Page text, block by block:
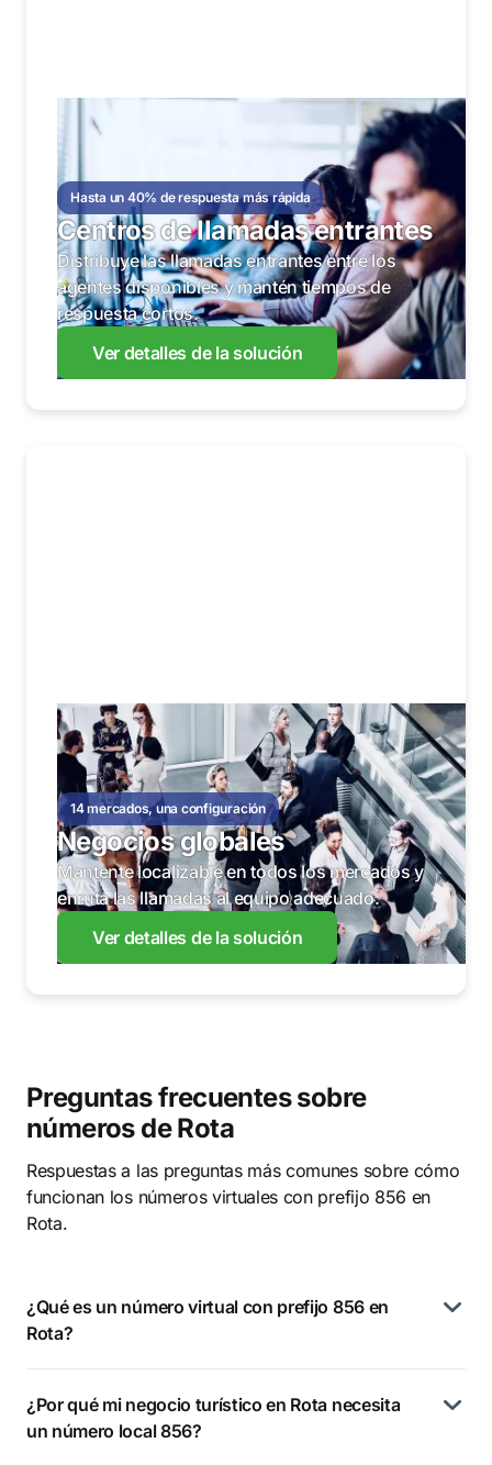
Hasta un 40% de respuesta más rápida
Centros de llamadas entrantes
Distribuye las llamadas entrantes entre los
agentes disponibles y mantén tiempos de
respuesta cortos.
Ver detalles de la solución
14 mercados, una configuración
Negocios globales
Mantente localizable en todos los mercados y
enruta las llamadas al equipo adecuado.
Ver detalles de la solución
Preguntas frecuentes sobre
números de Rota
Respuestas a las preguntas más comunes sobre cómo
funcionan los números virtuales con prefijo 856 en
Rota.
¿Qué es un número virtual con prefijo 856 en
Rota?
¿Por qué mi negocio turístico en Rota necesita
un número local 856?